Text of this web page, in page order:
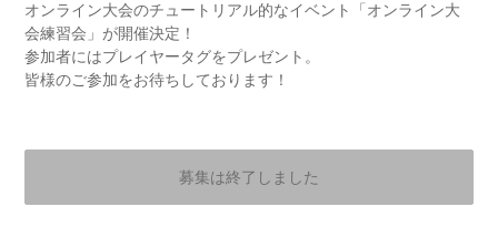
オンライン大会のチュートリアル的なイベント「オンライン大
会練習会」が開催決定！
参加者にはプレイヤータグをプレゼント。
皆様のご参加をお待ちしております！
募集は終了しました